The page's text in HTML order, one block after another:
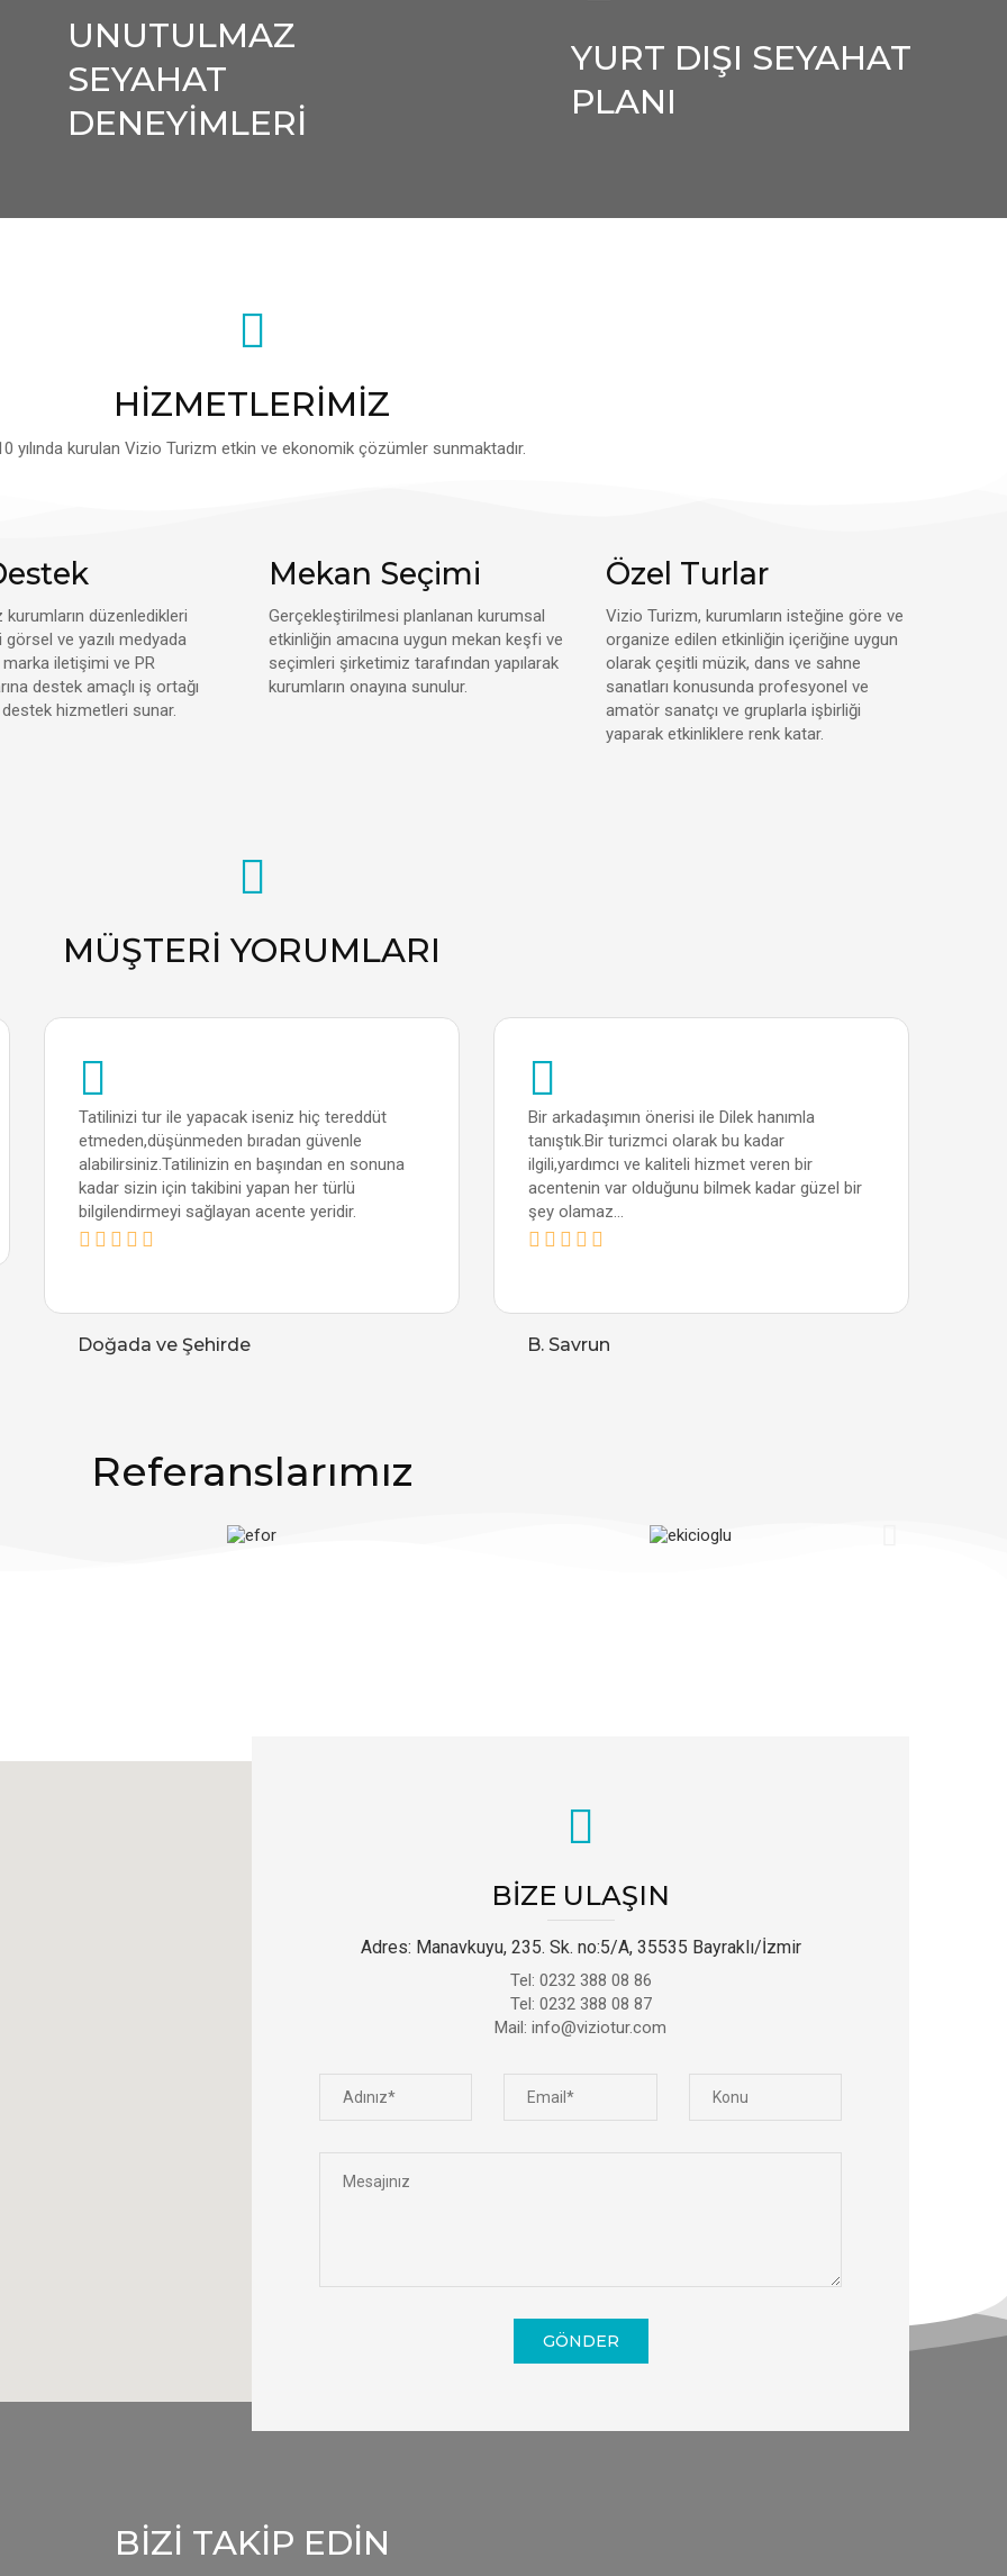
UNUTULMAZ
SEYAHAT
DENEYİMLERİ
YURT DIŞI SEYAHAT
PLANI
HİZMETLERİMİZ
yılında kurulan Vizio Turizm etkin ve ekonomik çözümler sunmaktadır.
kurumların düzenledikleri
ve yazılı medyada
iletişimi ve PR
destek amaçlı iş ortağı
hizmetleri sunar.
Mekan Seçimi
Gerçekleştirilmesi planlanan kurumsal
etkinliğin amacına uygun mekan keşfi ve
seçimleri şirketimiz tarafından yapılarak
kurumların onayına sunulur.
Özel Turlar
Vizio Turizm, kurumların isteğine göre ve
organize edilen etkinliğin içeriğine uygun
olarak çeşitli müzik, dans ve sahne
sanatları konusunda profesyonel ve
amatör sanatçı ve gruplarla işbirliği
yaparak etkinliklere renk katar.
MÜŞTERI YORUMLARI
Tatilinizi tur ile yapacak iseniz hiç tereddüt
etmeden,düşünmeden bıradan güvenle
alabilirsiniz.Tatilinizin en başından en sonuna
kadar sizin için takibini yapan her türlü
bilgilendirmeyi sağlayan acente yeridir.
Doğada ve Şehirde
Bir arkadaşımın önerisi ile Dilek hanımla
tanıştık.Bir turizmci olarak bu kadar
ilgili,yardımcı ve kaliteli hizmet veren bir
acentenin var olduğunu bilmek kadar güzel bir
şey olamaz...
B. Savrun
Referanslarımız
BIZE ULAŞIN
Adres: Manavkuyu, 235. Sk. no:5/A, 35535 Bayraklı/İzmir
Tel: 0232 388 08 86
Tel: 0232 388 08 87
Mail: info@viziotur.com
BİZİ TAKİP EDİN